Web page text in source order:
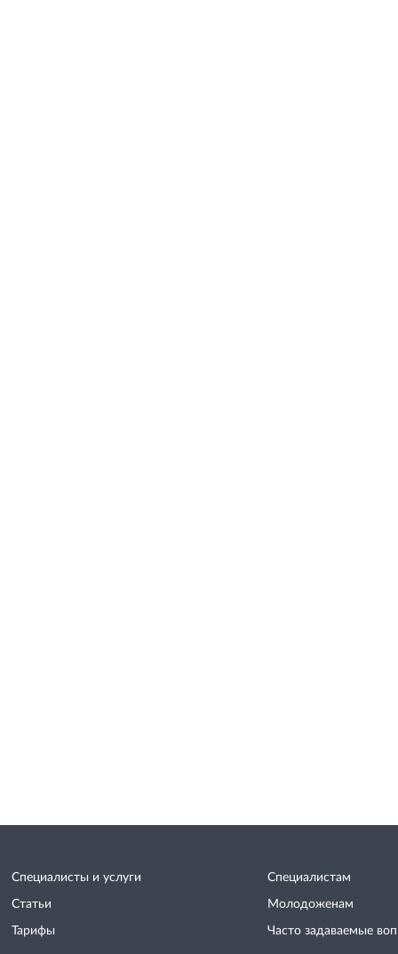
Специалисты и услуги
Статьи
Тарифы
Специалистам
Молодоженам
Часто задаваемые